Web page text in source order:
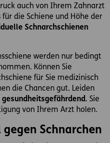
auch von Ihrem Zahnarzt
die Schiene und Höhe der
Schnarchschienen
werden nur bedingt
Können Sie
für Sie medizinisch
die Chancen gut. Leiden
gesundheitsgefährdend. Sie
von Ihrem Arzt holen.
Schnarchen